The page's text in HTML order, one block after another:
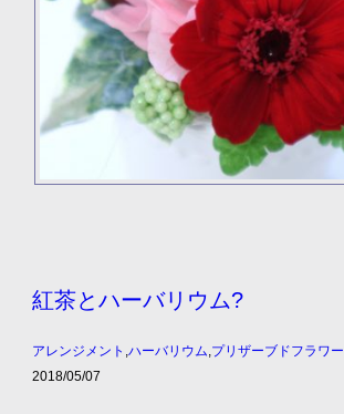
紅茶とハーバリウム?
アレンジメント ,ハーバリウム,プリザーブドフラワー
2018/05/07